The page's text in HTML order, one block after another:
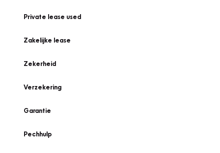
Private lease used
Zakelijke lease
Zekerheid
Verzekering
Garantie
Pechhulp